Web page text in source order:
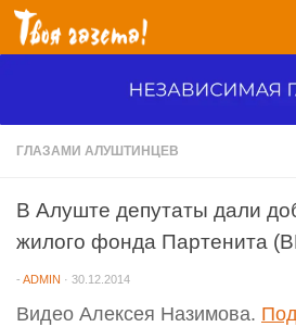
Перейти к содержимому
ГЛАЗАМИ АЛУШТИНЦЕВ
В Алуште депутаты дали
жилого фонда Партенита
- ADMIN · 30.12.2014
Видео Алексея Назимова.